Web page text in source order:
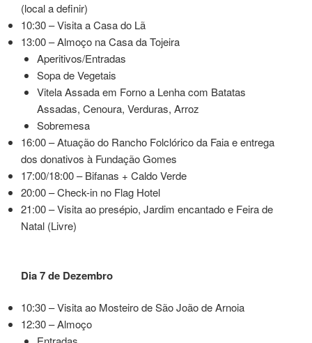
(local a definir)
10:30 – Visita a Casa do Lã
13:00 – Almoço na Casa da Tojeira
Aperitivos/Entradas
Sopa de Vegetais
Vitela Assada em Forno a Lenha com Batatas
Assadas, Cenoura, Verduras, Arroz
Sobremesa
16:00 – Atuação do Rancho Folclórico da Faia e entrega
dos donativos à Fundação Gomes
17:00/18:00 – Bifanas + Caldo Verde
20:00 – Check-in no Flag Hotel
21:00 – Visita ao presépio, Jardim encantado e Feira de
Natal (Livre)
Dia 7 de Dezembro
10:30 – Visita ao Mosteiro de São João de Arnoia
12:30 – Almoço